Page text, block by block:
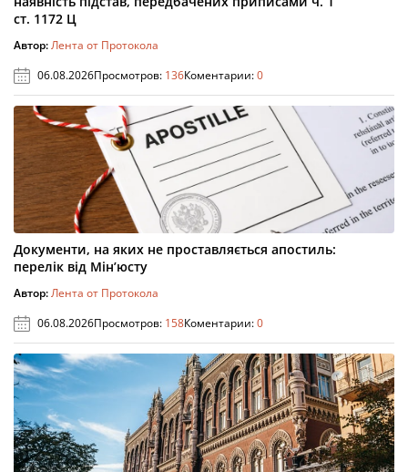
ст. 1172 Ц
Автор:Лента от Протокола
06.08.2026Просмотров: 136Коментарии:0
Документи, на яких не проставляється апостиль:
перелік від Мін’юсту
Автор:Лента от Протокола
06.08.2026Просмотров: 158Коментарии:0